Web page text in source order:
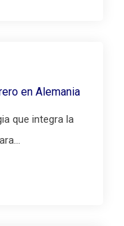
en Alemania
que integra la